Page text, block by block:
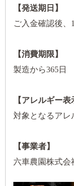
【発送期日】
ご入金確認後、
【消費期限】
製造から365日
【アレルギー表
対象となるアレ
【事業者】
六車農園株式会